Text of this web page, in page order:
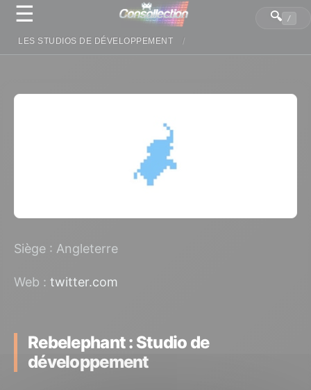
☰
LES STUDIOS DE DÉVELOPPEMENT
🔍 /
Siège : Angleterre
Web : twitter.com
Rebelephant : Studio de
développement
Panneau de gestion des cookies